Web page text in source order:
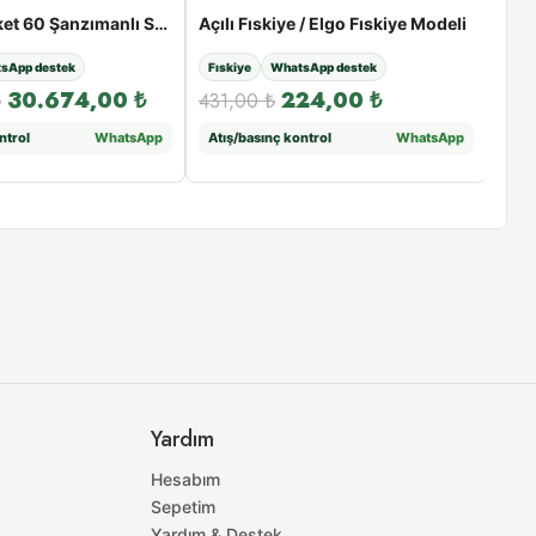
METSAN Roket 60 Şanzımanlı Sprinkler | 2½” Giriş, 25 - 45 m Menzil, 16 - 22 mm Nozul
destek
30.674,00 ₺
WhatsApp
Açılı Fıskiye / Elgo Fıskiye Modeli
Fıskiye WhatsApp destek
431,00₺ 224,00 ₺
Atış/basınç kontrol WhatsApp
Yardım
Hesabım
Sepetim